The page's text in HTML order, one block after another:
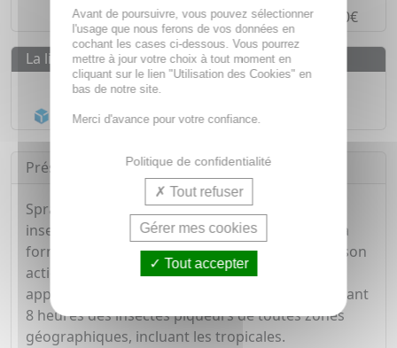
Paiement en4 fois sans fraisà partir de 30€
La livraison
Livraison gratuite dès
Acheminement Chronopost
Présentation
Spray à effet préventif et répulsif contre les
insectes des régions tempérées et tropicales. Sa
formule parfumée accompagne agréablement son
action repoussante. Simple à transporter et à
appliquer, il vous protège continuellement pendant
8 heures des insectes piqueurs de toutes zones
géographiques, incluant les tropicales.
Avant de poursuivre, vous pouvez sélectionner
l'usage que nous ferons de vos données en
cochant les cases ci-dessous. Vous pourrez
mettre à jour votre choix à tout moment en
cliquant sur le lien "Utilisation des Cookies" en
bas de notre site.
Merci d'avance pour votre confiance.
Politique de confidentialité
Tout refuser
Gérer mes cookies
Tout accepter